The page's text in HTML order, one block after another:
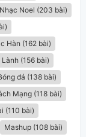
Nhạc Noel (203 bài)
Hàn (162 bài)
(156 bài)
đá (138 bài)
Mạng (118 bài)
(110 bài)
Mashup (108 bài)